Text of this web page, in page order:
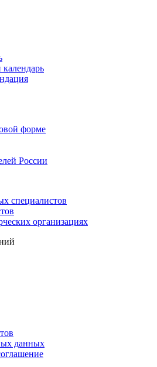
форме
России
специалистов
организациях
данных